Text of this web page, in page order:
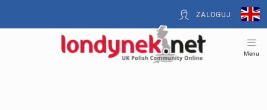
ZALOGUJ
Menu